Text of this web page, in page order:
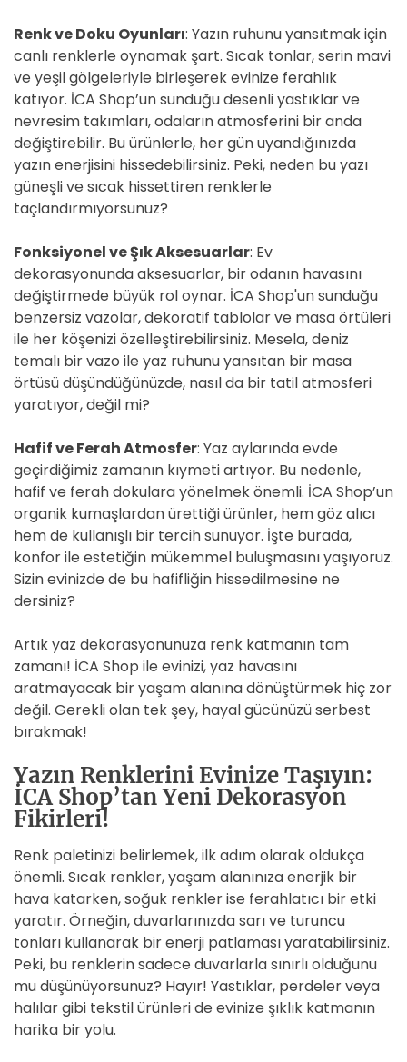
Renk ve Doku Oyunları: Yazın ruhunu yansıtmak için
canlı renklerle oynamak şart. Sıcak tonlar, serin mavi
ve yeşil gölgeleriyle birleşerek evinize ferahlık
katıyor. İCA Shop’un sunduğu desenli yastıklar ve
nevresim takımları, odaların atmosferini bir anda
değiştirebilir. Bu ürünlerle, her gün uyandığınızda
yazın enerjisini hissedebilirsiniz. Peki, neden bu yazı
güneşli ve sıcak hissettiren renklerle
taçlandırmıyorsunuz?
Fonksiyonel ve Şık Aksesuarlar: Ev
dekorasyonunda aksesuarlar, bir odanın havasını
değiştirmede büyük rol oynar. İCA Shop'un sunduğu
benzersiz vazolar, dekoratif tablolar ve masa örtüleri
ile her köşenizi özelleştirebilirsiniz. Mesela, deniz
temalı bir vazo ile yaz ruhunu yansıtan bir masa
örtüsü düşündüğünüzde, nasıl da bir tatil atmosferi
yaratıyor, değil mi?
Hafif ve Ferah Atmosfer: Yaz aylarında evde
geçirdiğimiz zamanın kıymeti artıyor. Bu nedenle,
hafif ve ferah dokulara yönelmek önemli. İCA Shop’un
organik kumaşlardan ürettiği ürünler, hem göz alıcı
hem de kullanışlı bir tercih sunuyor. İşte burada,
konfor ile estetiğin mükemmel buluşmasını yaşıyoruz.
Sizin evinizde de bu hafifliğin hissedilmesine ne
dersiniz?
Artık yaz dekorasyonunuza renk katmanın tam
zamanı! İCA Shop ile evinizi, yaz havasını
aratmayacak bir yaşam alanına dönüştürmek hiç zor
değil. Gerekli olan tek şey, hayal gücünüzü serbest
bırakmak!
Yazın Renklerini Evinize Taşıyın:
İCA Shop’tan Yeni Dekorasyon
Fikirleri!
Renk paletinizi belirlemek, ilk adım olarak oldukça
önemli. Sıcak renkler, yaşam alanınıza enerjik bir
hava katarken, soğuk renkler ise ferahlatıcı bir etki
yaratır. Örneğin, duvarlarınızda sarı ve turuncu
tonları kullanarak bir enerji patlaması yaratabilirsiniz.
Peki, bu renklerin sadece duvarlarla sınırlı olduğunu
mu düşünüyorsunuz? Hayır! Yastıklar, perdeler veya
halılar gibi tekstil ürünleri de evinize şıklık katmanın
harika bir yolu.